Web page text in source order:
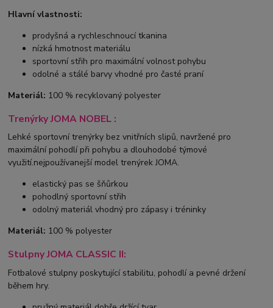
Hlavní vlastnosti:
prodyšná a rychleschnoucí tkanina
nízká hmotnost materiálu
sportovní střih pro maximální volnost pohybu
odolné a stálé barvy vhodné pro časté praní
Materiál: 100 % recyklovaný polyester
Trenýrky JOMA NOBEL :
Lehké sportovní trenýrky bez vnitřních slipů, navržené pro
maximální pohodlí při pohybu a dlouhodobé týmové
využití.nejpoužívanejší model trenýrek JOMA.
elastický pas se šňůrkou
pohodlný sportovní střih
odolný materiál vhodný pro zápasy i tréninky
Materiál: 100 % polyester
Stulpny JOMA CLASSIC II:
Fotbalové stulpny poskytující stabilitu, pohodlí a pevné držení
během hry.